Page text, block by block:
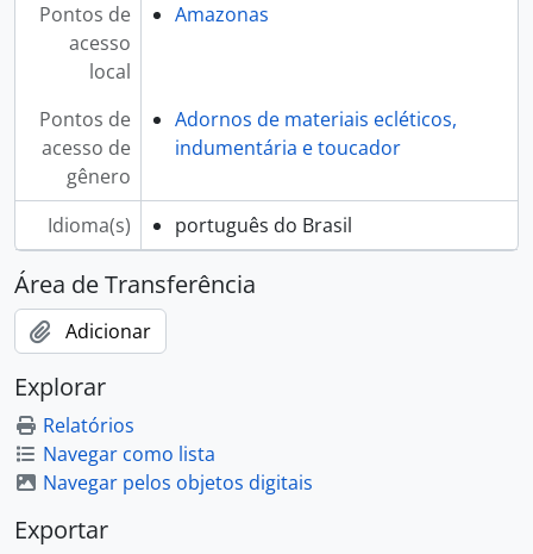
Pontos de
acesso
local
Amazonas
Pontos de
acesso de
gênero
Adornos de materiais ecléticos,
indumentária e toucador
Idioma(s) português do Brasil
Área de Transferência
Adicionar
Explorar
Relatórios
Navegar como lista
Navegar pelos objetos digitais
Exportar